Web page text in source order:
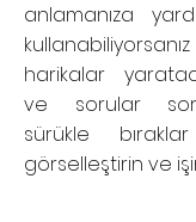
anlamanıza
harikalar
ve sorular
sürükle
görselleştirin ve